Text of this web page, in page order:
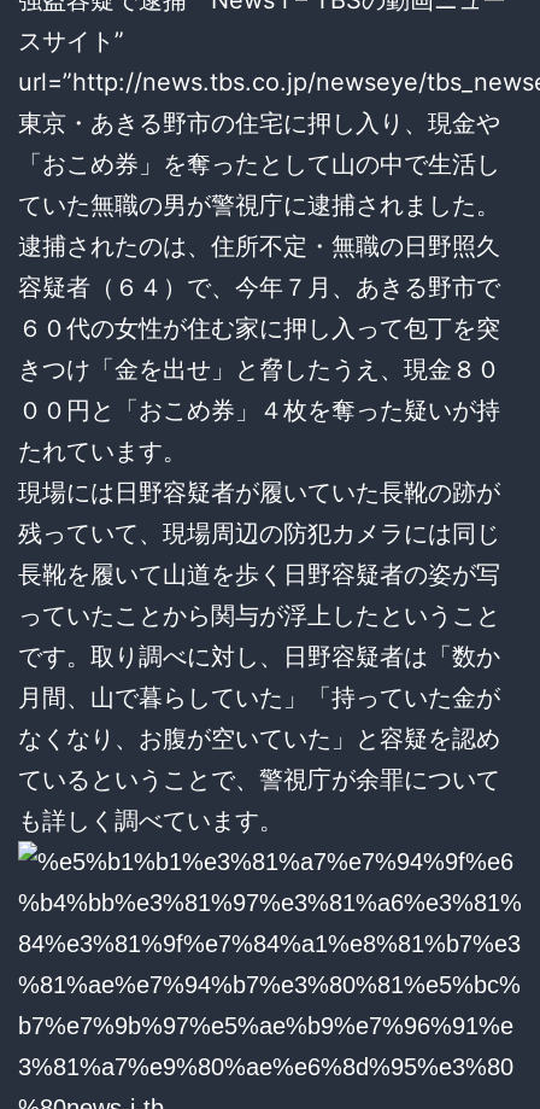
スサイト”
url=”http://news.tbs.co.jp/newseye/
東京・あきる野市の住宅に押し入り、現金や
「おこめ券」を奪ったとして山の中で生活し
ていた無職の男が警視庁に逮捕されました。
逮捕されたのは、住所不定・無職の日野照久
容疑者（６４）で、今年７月、あきる野市で
６０代の女性が住む家に押し入って包丁を突
きつけ「金を出せ」と脅したうえ、現金８０
００円と「おこめ券」４枚を奪った疑いが持
たれています。
現場には日野容疑者が履いていた長靴の跡が
残っていて、現場周辺の防犯カメラには同じ
長靴を履いて山道を歩く日野容疑者の姿が写
っていたことから関与が浮上したということ
です。取り調べに対し、日野容疑者は「数か
月間、山で暮らしていた」「持っていた金が
なくなり、お腹が空いていた」と容疑を認め
ているということで、警視庁が余罪について
も詳しく調べています。